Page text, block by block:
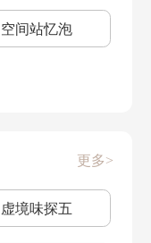
色注意事项
的能量怎么攒
盾有什么用
瓦星魂效果
空间站忆泡
的箱子密码
更多>
虚境味探五